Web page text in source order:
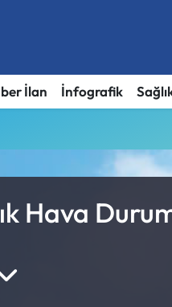
İlan İnfografik
Hava